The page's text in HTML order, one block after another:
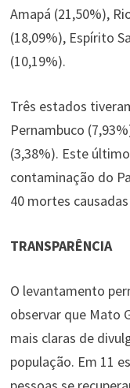
Amapá (21,50%),
(18,09%), Espírito
(10,19%).
Três estados
Pernambuco
(3,38%). Este
contaminação do
40 mortes
TRANSPARÊNCIA
O levantamento
observar que Mato
mais claras de
população. Em 11